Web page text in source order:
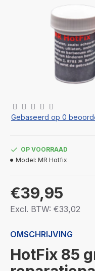
Gebaseerd op 0
€39,95
Excl. BTW: €33,02
OP VOORRAAD
Model: MR Hotfix
OMSCHRIJVING
HotFix 85